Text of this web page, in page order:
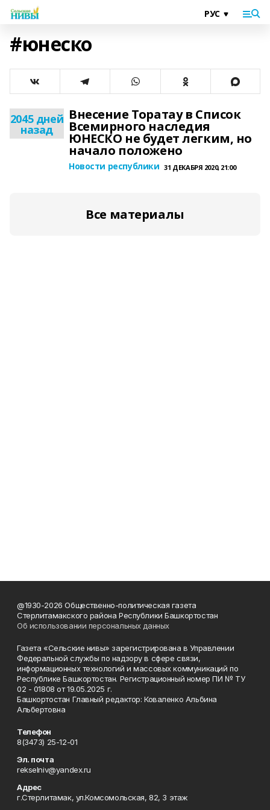
#юнеско
2045 дней
назад
Внесение Торатау в Список
Всемирного наследия
ЮНЕСКО не будет легким, но
начало положено
Новости республики 31 ДЕКАБРЯ 2020, 21:00
Все материалы
@1930-2026 Общественно-политическая газета
Стерлитамакского района Республики Башкортостан
Об использовании персональных данных
Газета «Сельские нивы» зарегистрирована в Управлении
Федеральной службы по надзору в сфере связи,
информационных технологий и массовых коммуникаций по
Республике Башкортостан. Регистрационный номер ПИ № ТУ
02 - 01808 от 19.05.2025 г.
Башкортостан Главный редактор: Коваленко Альбина
Альбертовна
Телефон
8(3473) 25-12-01
Эл. почта
rekselniv@yandex.ru
Адрес
г.Стерлитамак, ул.Комсомольская, 82, 3 этаж